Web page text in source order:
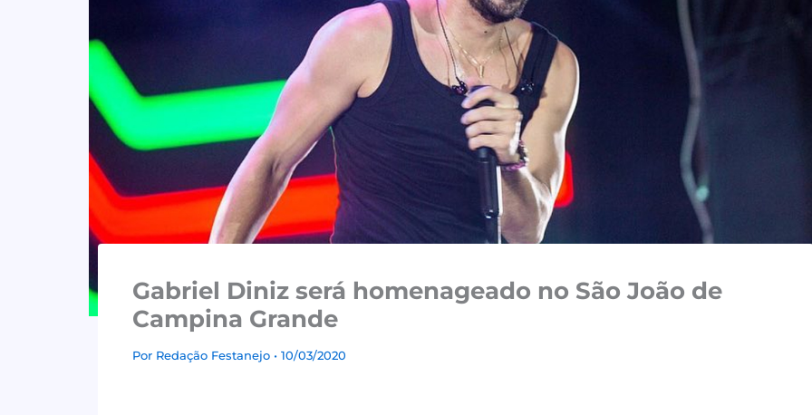
Gabriel Diniz será homenageado no São João de
Campina Grande
Por Redação Festanejo • 10/03/2020